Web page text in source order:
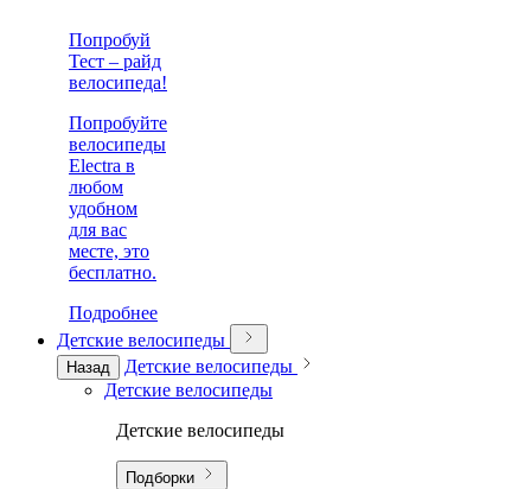
Попробуй
Тест – райд
велосипеда!
Попробуйте
велосипеды
Electra в
любом
удобном
для вас
месте, это
бесплатно.
Подробнее
Детские велосипеды
Назад
Детские велосипеды
Детские велосипеды
Детские велосипеды
Подборки